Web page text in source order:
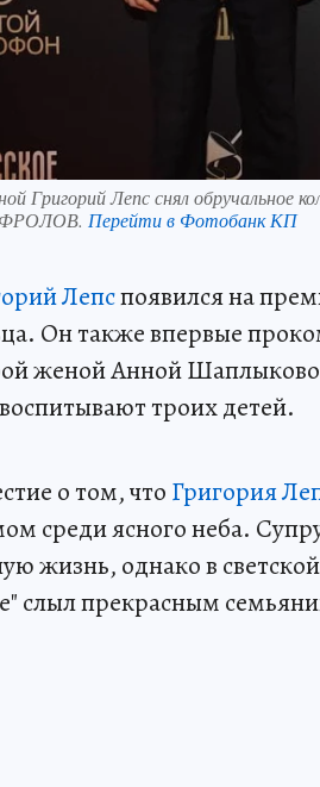
Григорий Лепс снял обручальное
ФРОЛОВ. Перейти в Фотобанк КП
Лепспоявился на
Он также впервые
женой Анной
троих детей.
о том, что Григория
среди ясного неба.
жизнь, однако в
слыл прекрасным